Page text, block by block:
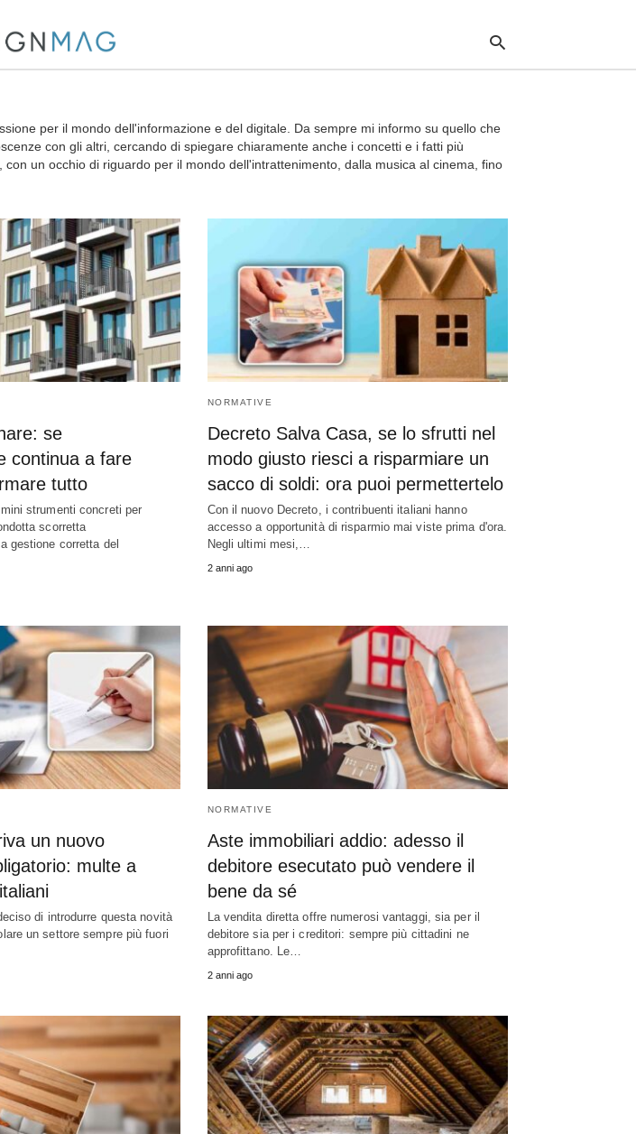
per il mondo dell'informazione e del digitale. Da sempre mi informo su quello che
con gli altri, cercando di spiegare chiaramente anche i concetti e i fatti più
un occhio di riguardo per il mondo dell'intrattenimento, dalla musica al cinema, fino
se
continua a fare
tutto
strumenti concreti per
scorretta
gestione corretta del
NORMATIVE
Decreto Salva Casa, se lo sfrutti nel
modo giusto riesci a risparmiare un
sacco di soldi: ora puoi permettertelo
Con il nuovo Decreto, i contribuenti italiani hanno
accesso a opportunità di risparmio mai viste prima d'ora.
Negli ultimi mesi,…
2 anni ago
un nuovo
multe a
di introdurre questa novità
un settore sempre più fuori
NORMATIVE
Aste immobiliari addio: adesso il
debitore esecutato può vendere il
bene da sé
La vendita diretta offre numerosi vantaggi, sia per il
debitore sia per i creditori: sempre più cittadini ne
approfittano. Le…
2 anni ago